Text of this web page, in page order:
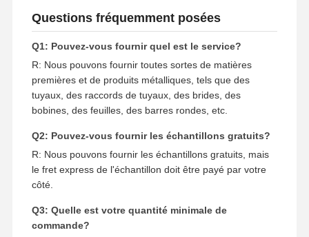
Questions fréquemment posées
Q1: Pouvez-vous fournir quel est le service?
R: Nous pouvons fournir toutes sortes de matières
premières et de produits métalliques, tels que des
tuyaux, des raccords de tuyaux, des brides, des
bobines, des feuilles, des barres rondes, etc.
Q2: Pouvez-vous fournir les échantillons gratuits?
R: Nous pouvons fournir les échantillons gratuits, mais
le fret express de l'échantillon doit être payé par votre
côté.
Q3: Quelle est votre quantité minimale de
commande?